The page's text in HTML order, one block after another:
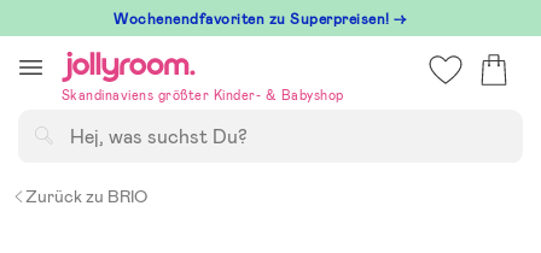
till
innehållet
Wochenendfavoriten zu Superpreisen! →
Skandinaviens größter Kinder- & Babyshop
Zurück zu BRIO